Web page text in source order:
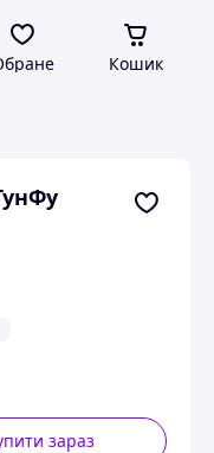
Кошик
зараз